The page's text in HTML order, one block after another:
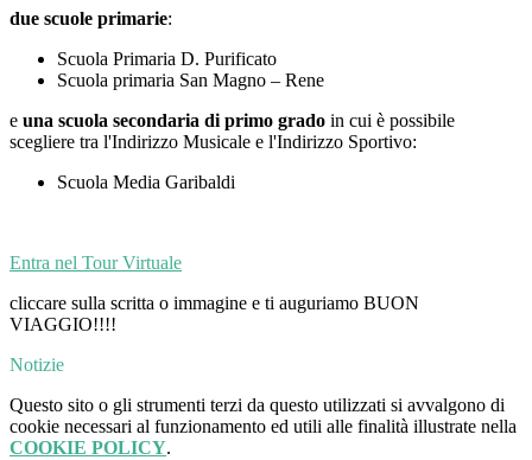
due scuole primarie:
Scuola Primaria D. Purificato
Scuola primaria San Magno – Rene
e una scuola secondaria di primo grado in cui è possibile
scegliere tra l'Indirizzo Musicale e l'Indirizzo Sportivo:
Scuola Media Garibaldi
Entra nel Tour Virtuale
cliccare sulla scritta o immagine e ti auguriamo BUON
VIAGGIO!!!!
Notizie
Questo sito o gli strumenti terzi da questo utilizzati si avvalgono di
cookie necessari al funzionamento ed utili alle finalità illustrate nella
COOKIE POLICY.